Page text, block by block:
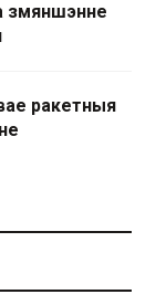
змяншэнне
ракетныя